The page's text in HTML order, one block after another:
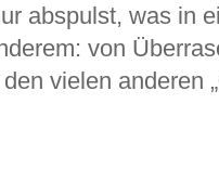
abspulst, was in
von
vielen anderen